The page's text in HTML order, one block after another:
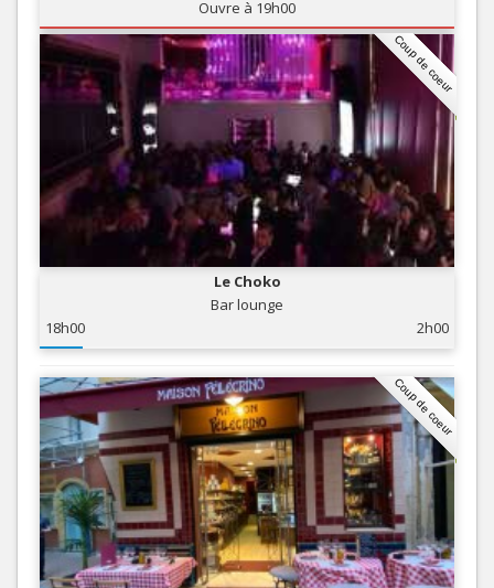
Ouvre à 19h00
Coup de coeur
Le Choko
Bar lounge
18h00
2h00
Coup de coeur